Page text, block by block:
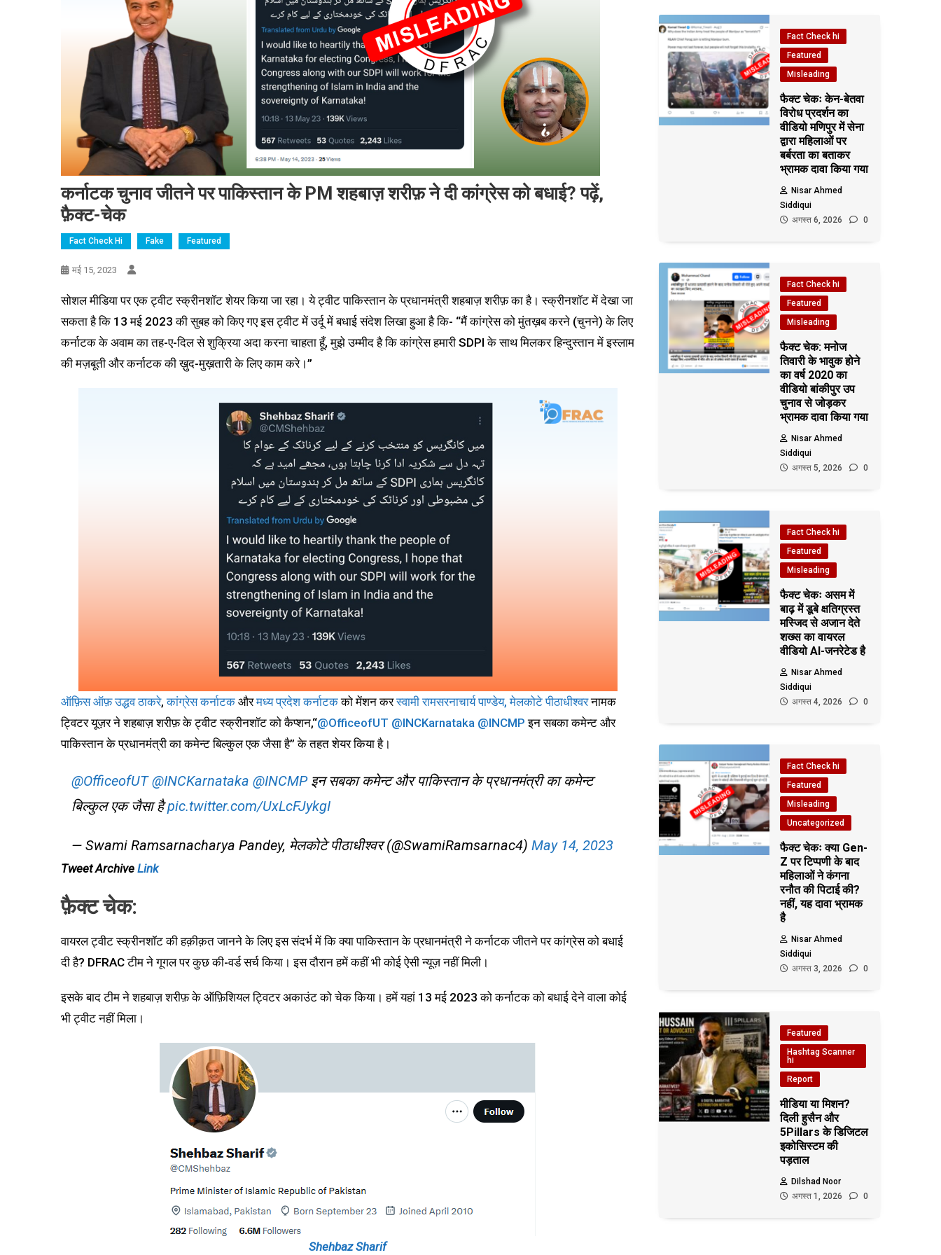
कर्नाटक चुनाव जीतने पर पाकिस्तान के PM शहबाज़ शरीफ़ ने दी कांग्रेस को बधाई? पढ़ें,
फ़ैक्ट-चेक
Fact Check Hi Fake Featured
मई 15, 2023
सोशल मीडिया पर एक ट्वीट स्क्रीनशॉट शेयर किया जा रहा। ये ट्वीट पाकिस्तान के प्रधानमंत्री शहबाज़ शरीफ़ का है। स्क्रीनशॉट में देखा जा
सकता है कि 13 मई 2023 की सुबह को किए गए इस ट्वीट में उर्दू में बधाई संदेश लिखा हुआ है कि- “मैं कांग्रेस को मुंतख़ब करने (चुनने) के लिए
कर्नाटक के अवाम का तह-ए-दिल से शुक्रिया अदा करना चाहता हूँ, मुझे उम्मीद है कि कांग्रेस हमारी SDPI के साथ मिलकर हिन्दुस्तान में इस्लाम
की मज़बूती और कर्नाटक की ख़ुद-मुख़तारी के लिए काम करे।”
ऑफ़िस ऑफ़ उद्धव ठाकरे,कांग्रेस कर्नाटक औरमध्य प्रदेश कर्नाटकको मेंशन करस्वामी रामसरनाचार्य पाण्डेय, मेलकोटे पीठाधीश्वरनामक
ट्विटर यूज़र ने शहबाज़ शरीफ़ के ट्वीट स्क्रीनशॉट को कैप्शन,“@OfficeofUT @INCKarnataka @INCMP इन सबका कमेन्ट और
पाकिस्तान के प्रधानमंत्री का कमेन्ट बिल्कुल एक जैसा है” के तहत शेयर किया है।
@OfficeofUT @INCKarnataka @INCMPइन सबका कमेन्ट और पाकिस्तान के प्रधानमंत्री का कमेन्ट
बिल्कुल एक जैसा हैpic.twitter.com/UxLcFJykgI
— Swami Ramsarnacharya Pandey, मेलकोटे पीठाधीश्वर (@SwamiRamsarnac4) May 14, 2023
Tweet Archive Link
फ़ैक्ट चेक:
वायरल ट्वीट स्क्रीनशॉट की हक़ीक़त जानने के लिए इस संदर्भ में कि क्या पाकिस्तान के प्रधानमंत्री ने कर्नाटक जीतने पर कांग्रेस को बधाई
दी है? DFRAC टीम ने गूगल पर कुछ की-वर्ड सर्च किया। इस दौरान हमें कहीं भी कोई ऐसी न्यूज़ नहीं मिली।
इसके बाद टीम ने शहबाज़ शरीफ़ के ऑफ़िशियल ट्विटर अकाउंट को चेक किया। हमें यहां 13 मई 2023 को कर्नाटक को बधाई देने वाला कोई
भी ट्वीट नहीं मिला।
Shehbaz Sharif
Fact Check hi
Featured
Misleading
फैक्ट चेकः केन-बेतवा
विरोध प्रदर्शन का
वीडियो मणिपुर में सेना
द्वारा महिलाओं पर
बर्बरता का बताकर
भ्रामक दावा किया गया
Nisar Ahmed
Siddiqui
अगस्त 6, 2026
0
Fact Check hi
Featured
Misleading
फैक्ट चेक: मनोज
तिवारी के भावुक होने
का वर्ष 2020 का
वीडियो बांकीपुर उप
चुनाव से जोड़कर
भ्रामक दावा किया गया
Nisar Ahmed
Siddiqui
अगस्त 5, 2026
0
Fact Check hi
Featured
Misleading
फैक्ट चेकः असम में
बाढ़ में डूबे क्षतिग्रस्त
मस्जिद से अजान देते
शख्स का वायरल
वीडियो AI-जनरेटेड है
Nisar Ahmed
Siddiqui
अगस्त 4, 2026
0
Fact Check hi
Featured
Misleading
Uncategorized
फैक्ट चेकः क्या Gen-
Z पर टिप्पणी के बाद
महिलाओं ने कंगना
रनौत की पिटाई की?
नहीं, यह दावा भ्रामक
है
Nisar Ahmed
Siddiqui
अगस्त 3, 2026
0
Featured
Hashtag Scanner
hi
Report
मीडिया या मिशन?
दिली हुसैन और
5Pillars के डिजिटल
इकोसिस्टम की
पड़ताल
Dilshad Noor
अगस्त 1, 2026
0